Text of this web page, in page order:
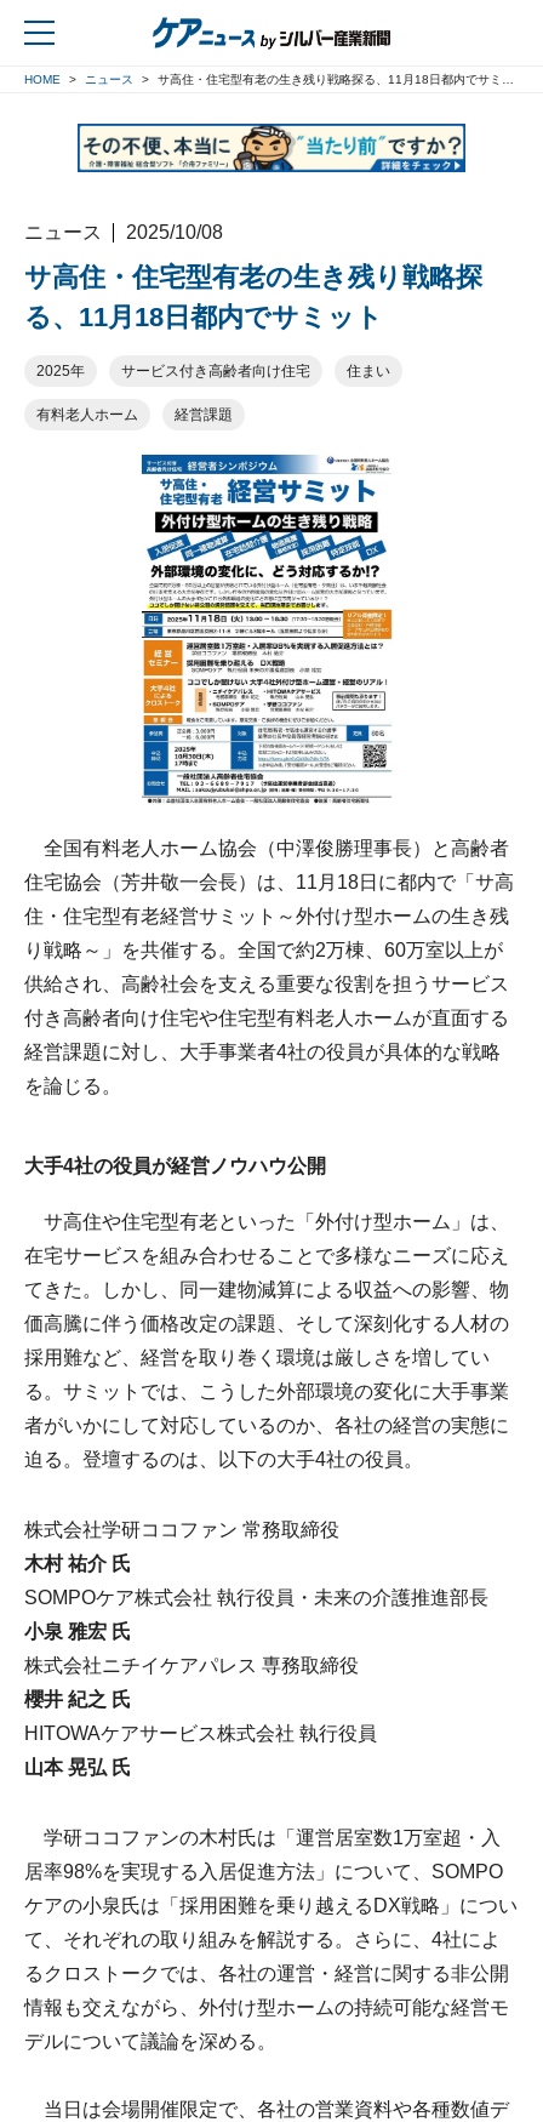
HOME ニュース サ高住・住宅型有老の生き残り戦略探る、11月18日都内でサミット
ニュース 2025/10/08
サ高住・住宅型有老の生き残り戦略探
る、11月18日都内でサミット
2025年 サービス付き高齢者向け住宅 住まい
有料老人ホーム 経営課題
全国有料老人ホーム協会（中澤俊勝理事長）と高齢者
住宅協会（芳井敬一会長）は、11月18日に都内で「サ高
住・住宅型有老経営サミット～外付け型ホームの生き残
り戦略～」を共催する。全国で約2万棟、60万室以上が
供給され、高齢社会を支える重要な役割を担うサービス
付き高齢者向け住宅や住宅型有料老人ホームが直面する
経営課題に対し、大手事業者4社の役員が具体的な戦略
を論じる。
大手4社の役員が経営ノウハウ公開
サ高住や住宅型有老といった「外付け型ホーム」は、
在宅サービスを組み合わせることで多様なニーズに応え
てきた。しかし、同一建物減算による収益への影響、物
価高騰に伴う価格改定の課題、そして深刻化する人材の
採用難など、経営を取り巻く環境は厳しさを増してい
る。サミットでは、こうした外部環境の変化に大手事業
者がいかにして対応しているのか、各社の経営の実態に
迫る。登壇するのは、以下の大手4社の役員。
株式会社学研ココファン 常務取締役
木村 祐介 氏
SOMPOケア株式会社 執行役員・未来の介護推進部長
小泉 雅宏 氏
株式会社ニチイケアパレス 専務取締役
櫻井 紀之 氏
HITOWAケアサービス株式会社 執行役員
山本 晃弘 氏
学研ココファンの木村氏は「運営居室数1万室超・入
居率98%を実現する入居促進方法」について、SOMPO
ケアの小泉氏は「採用困難を乗り越えるDX戦略」につい
て、それぞれの取り組みを解説する。さらに、4社によ
るクロストークでは、各社の運営・経営に関する非公開
情報も交えながら、外付け型ホームの持続可能な経営モ
デルについて議論を深める。
当日は会場開催限定で、各社の営業資料や各種数値デ